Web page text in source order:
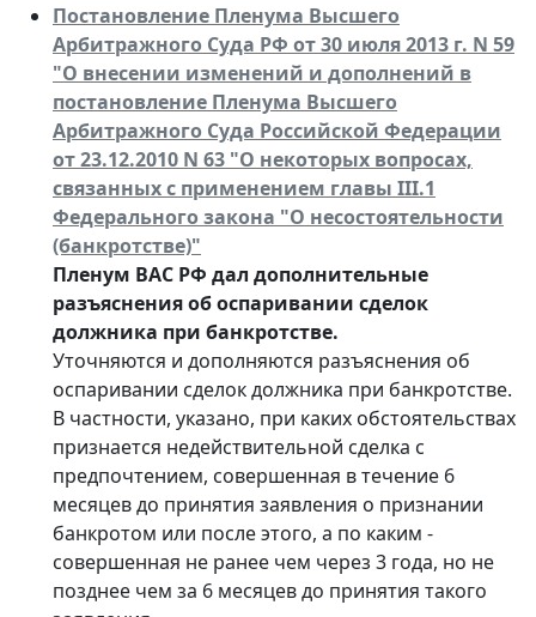
Постановление Пленума Высшего
Арбитражного Суда РФ от 30 июля 2013 г. N 59
"О внесении изменений и дополнений в
постановление Пленума Высшего
Арбитражного Суда Российской Федерации
от 23.12.2010 N 63 "О некоторых вопросах,
связанных с применением главы III.1
Федерального закона "О несостоятельности
(банкротстве)"
Пленум ВАС РФ дал дополнительные
разъяснения об оспаривании сделок
должника при банкротстве.
Уточняются и дополняются разъяснения об
оспаривании сделок должника при банкротстве.
В частности, указано, при каких обстоятельствах
признается недействительной сделка с
предпочтением, совершенная в течение 6
месяцев до принятия заявления о признании
банкротом или после этого, а по каким -
совершенная не ранее чем через 3 года, но не
позднее чем за 6 месяцев до принятия такого